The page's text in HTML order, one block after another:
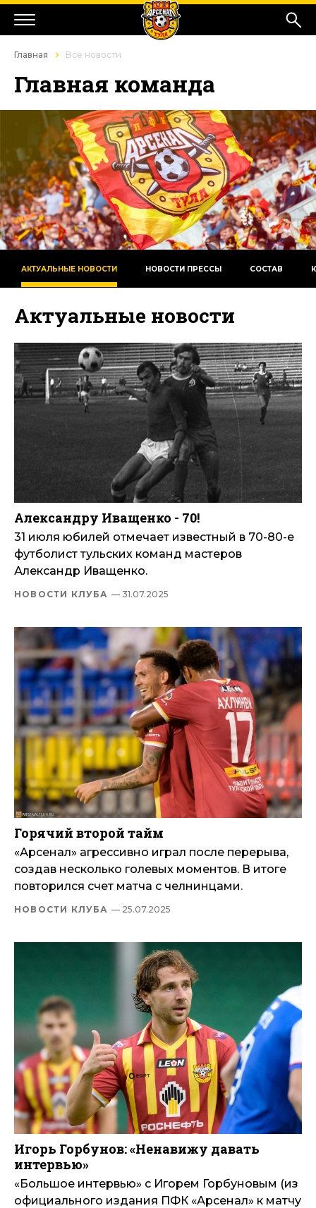
Главная Все новости
Главная команда
АКТУАЛЬНЫЕ НОВОСТИ НОВОСТИ ПРЕССЫ СОСТАВ
Актуальные новости
Александру Иващенко - 70!
31 июля юбилей отмечает известный в 70-80-е
футболист тульских команд мастеров
Александр Иващенко.
НОВОСТИ КЛУБА — 31.07.2025
Горячий второй тайм
«Арсенал» агрессивно играл после перерыва,
создав несколько голевых моментов. В итоге
повторился счет матча с челнинцами.
НОВОСТИ КЛУБА — 25.07.2025
Игорь Горбунов: «Ненавижу давать
интервью»
«Большое интервью» с Игорем Горбуновым (из
официального издания ПФК «Арсенал» к матчу